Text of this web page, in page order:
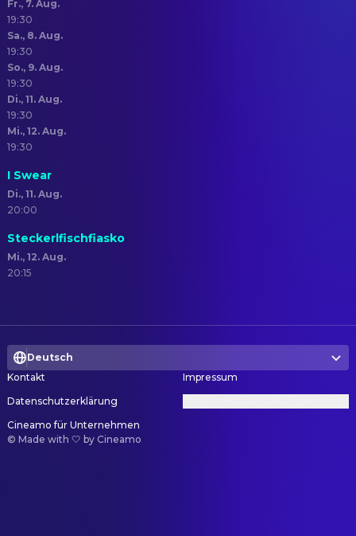
Fr., 7. Aug.
19:30
Sa., 8. Aug.
19:30
So., 9. Aug.
19:30
Di., 11. Aug.
19:30
Mi., 12. Aug.
19:30
I Swear
Di., 11. Aug.
20:00
Steckerlfischfiasko
Mi., 12. Aug.
20:15
Deutsch
Kontakt
Impressum
Datenschutzerklärung
Cineamo für Unternehmen
© Made with 🤍 by Cineamo